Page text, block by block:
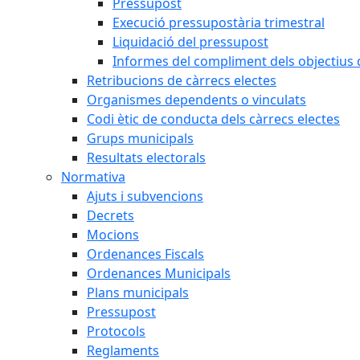
Execució pressupostària trimestral
Liquidació del pressupost
Informes del compliment dels
Retribucions de càrrecs electes
Organismes dependents o vinculats
Codi ètic de conducta dels càrrecs electes
Grups municipals
Resultats electorals
Normativa
Ajuts i subvencions
Decrets
Mocions
Ordenances Fiscals
Ordenances Municipals
Plans municipals
Pressupost
Protocols
Reglaments